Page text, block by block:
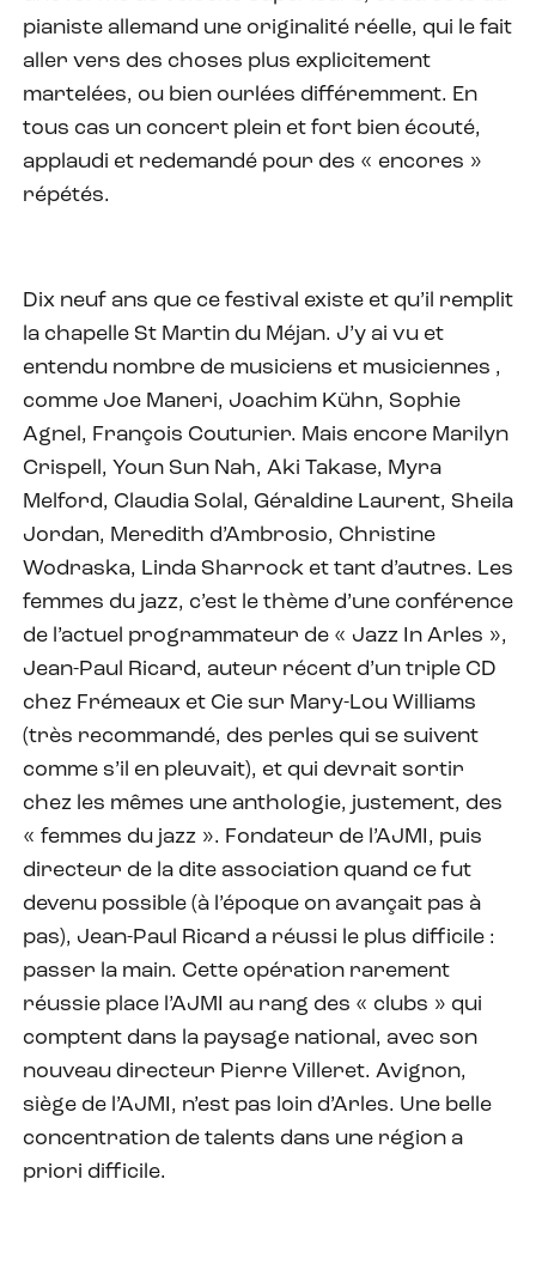
pianiste allemand une originalité réelle, qui le fait
aller vers des choses plus explicitement
martelées, ou bien ourlées différemment. En
tous cas un concert plein et fort bien écouté,
applaudi et redemandé pour des « encores »
répétés.
Dix neuf ans que ce festival existe et qu’il remplit
la chapelle St Martin du Méjan. J’y ai vu et
entendu nombre de musiciens et musiciennes ,
comme Joe Maneri, Joachim Kühn, Sophie
Agnel, François Couturier. Mais encore Marilyn
Crispell, Youn Sun Nah, Aki Takase, Myra
Melford, Claudia Solal, Géraldine Laurent, Sheila
Jordan, Meredith d’Ambrosio, Christine
Wodraska, Linda Sharrock et tant d’autres. Les
femmes du jazz, c’est le thème d’une conférence
de l’actuel programmateur de « Jazz In Arles »,
Jean-Paul Ricard, auteur récent d’un triple CD
chez Frémeaux et Cie sur Mary-Lou Williams
(très recommandé, des perles qui se suivent
comme s’il en pleuvait), et qui devrait sortir
chez les mêmes une anthologie, justement, des
« femmes du jazz ». Fondateur de l’AJMI, puis
directeur de la dite association quand ce fut
devenu possible (à l’époque on avançait pas à
pas), Jean-Paul Ricard a réussi le plus difficile :
passer la main. Cette opération rarement
réussie place l’AJMI au rang des « clubs » qui
comptent dans la paysage national, avec son
nouveau directeur Pierre Villeret. Avignon,
siège de l’AJMI, n’est pas loin d’Arles. Une belle
concentration de talents dans une région a
priori difficile.